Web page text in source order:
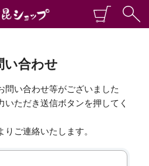
い合わせ
問い合わせ等がございました
いただき送信ボタンを押してく
ご連絡いたします。